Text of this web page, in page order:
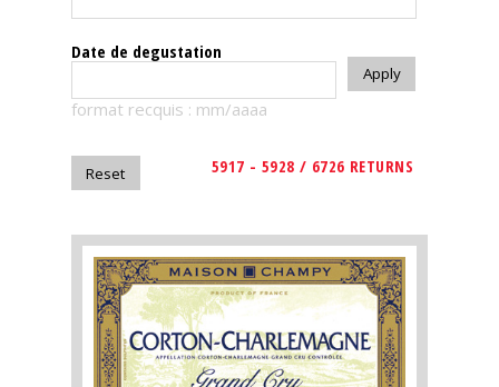
The
magazine
Magazine
Date de degustation
format recquis : mm/aaaa
5917 - 5928 / 6726 RETURNS